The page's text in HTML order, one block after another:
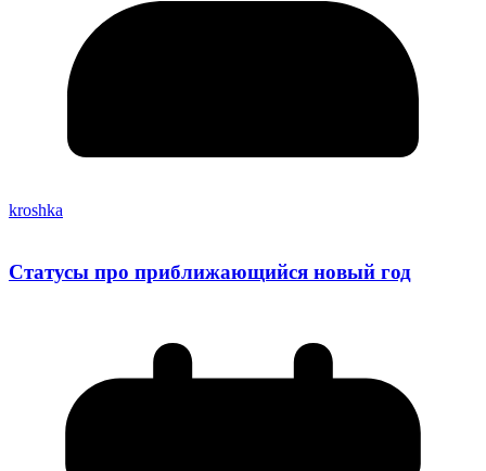
kroshka
Статусы про приближающийся новый год